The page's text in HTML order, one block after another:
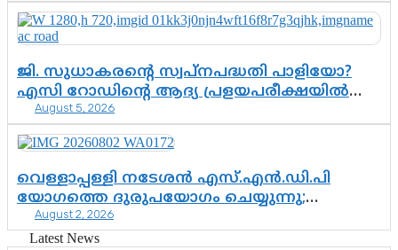
ജി. സുധാകരന്റെ സ്വപ്നപദ്ധതി പാളിയോ?
എസി റോഡിന്റെ ആദ്യ പ്രളയപരീക്ഷയിൽ
ഉയരുന്നത് ഗുരുതര ചോദ്യങ്ങൾ
August 5, 2026
വെള്ളാപ്പള്ളി നടേശൻ എസ്.എൻ.ഡി.പി
യോഗത്തെ ദുരുപയോഗം ചെയ്യുന്നു;
ശ്രീനാരായണ പ്രസ്ഥാനത്തെ കാർന്നുതിന്നുന്ന
വിഷവിത്ത്: ഗോകുലം ഗോപാലൻ
August 2, 2026
Latest News